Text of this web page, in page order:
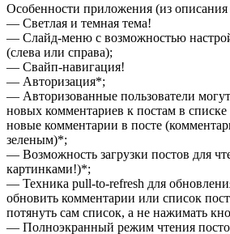
Особенности приложения (из описания
— Светлая и темная тема!
— Слайд-меню с возможностью
(слева или справа);
— Свайп-навигация!
— Авторизация*;
— Авторизованные пользователи
новых комментариев к постам в списке
новые комментарии в посте
зеленым)*;
— Возможность загрузки постов для
картинками!)*;
— Техника pull-to-refresh для
обновить комментарии или список
потянуть сам список, а не нажимать
— Полноэкранный режим чтения